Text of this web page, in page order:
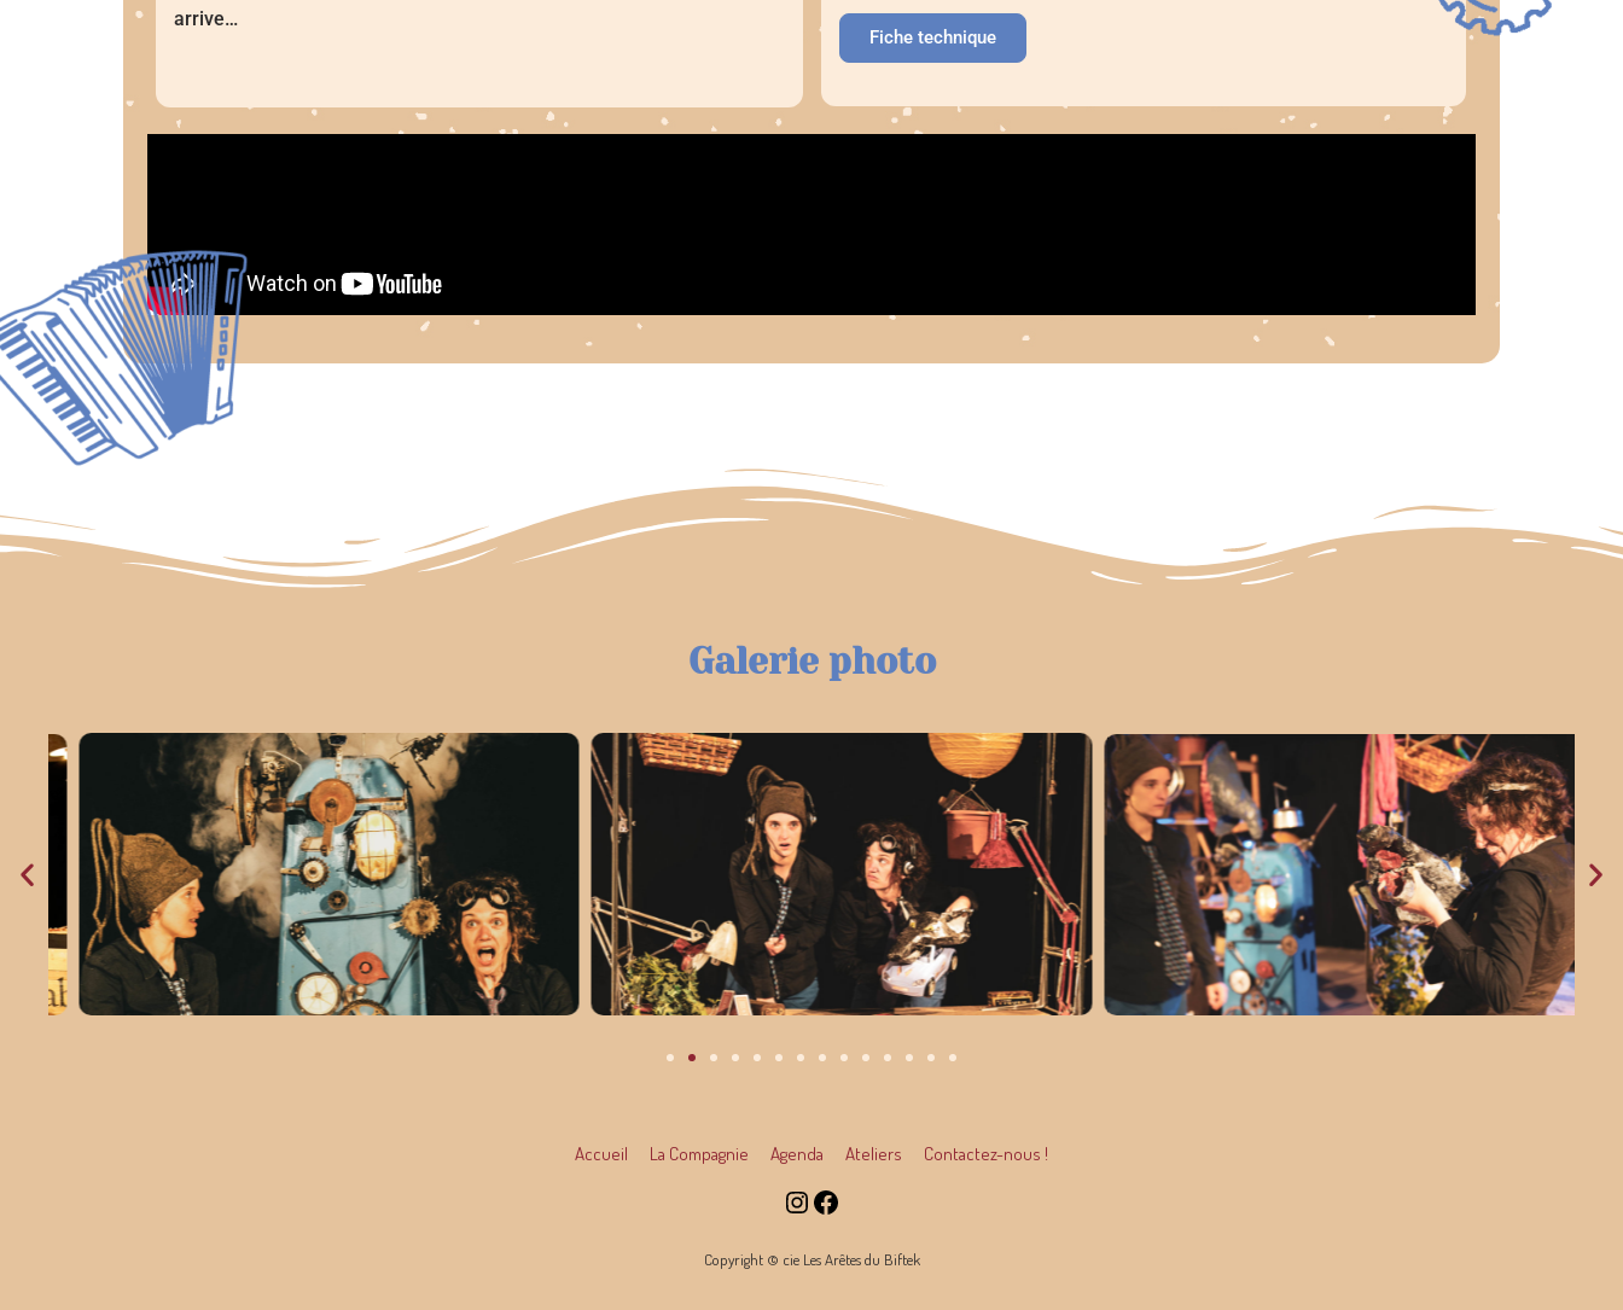
arrive…
Fiche technique
Galerie photo
Accueil La Compagnie Agenda Ateliers Contactez-nous !
Copyright © cie Les Arêtes du Biftek